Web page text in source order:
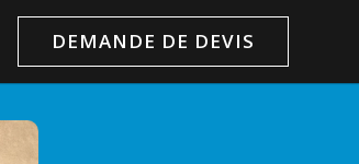
DEMANDE DE DEVIS